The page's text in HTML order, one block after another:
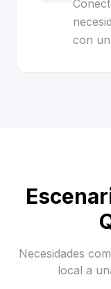
con
Necesidades
local a